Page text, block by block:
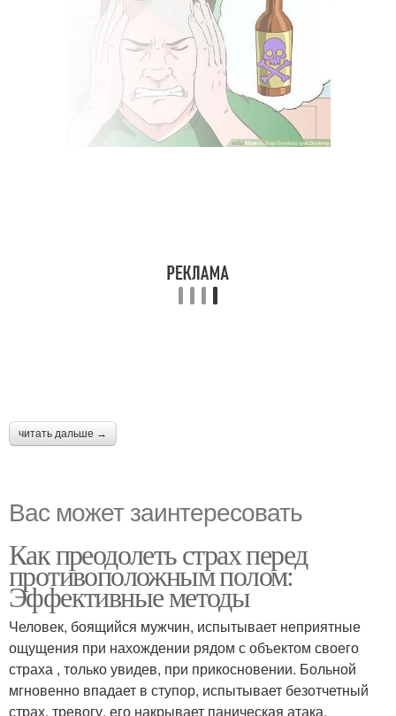
читать дальше →
Вас может заинтересовать
Как преодолеть страх перед
противоположным полом:
Эффективные методы
Человек, боящийся мужчин, испытывает неприятные
ощущения при нахождении рядом с объектом своего
страха , только увидев, при прикосновении. Больной
мгновенно впадает в ступор, испытывает безотчетный
страх, тревогу, его накрывает паническая атака,